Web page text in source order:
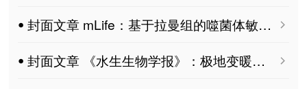
ꔷ 封面文章 mLife：基于拉曼组的噬菌体敏感性快检技术
ꔷ 封面文章 《水生生物学报》：极地变暖，南极磷虾还能存够“过冬粮”吗？